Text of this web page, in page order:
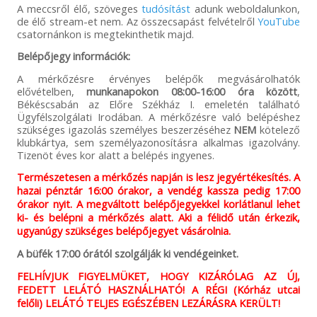
A meccsről élő, szövegestudósítást adunk weboldalunkon,
de élő stream-et nem. Az összecsapást felvételrőlYouTube
csatornánkon is megtekinthetik majd.
Belépőjegy információk:
A mérkőzésre érvényes belépők megvásárolhatók
elővételben,munkanapokon 08:00-16:00 óra között,
Békéscsabán az Előre Székház I. emeletén található
Ügyfélszolgálati Irodában. A mérkőzésre való belépéshez
szükséges igazolás személyes beszerzéséhez NEMkötelező
klubkártya, sem személyazonosításra alkalmas igazolvány.
Tizenöt éves kor alatt a belépés ingyenes.
Természetesen a mérkőzés napján is lesz jegyértékesítés. A
hazai pénztár 16:00 órakor, a vendég kassza pedig 17:00
órakor nyit. A megváltott belépőjegyekkel korlátlanul lehet
ki- és belépni a mérkőzés alatt. Aki a félidő után érkezik,
ugyanúgy szükséges belépőjegyet vásárolnia.
A büfék 17:00 órától szolgálják ki vendégeinket.
FELHÍVJUK FIGYELMÜKET, HOGY KIZÁRÓLAG AZ ÚJ,
FEDETT LELÁTÓ HASZNÁLHATÓ! A RÉGI (Kórház utcai
felőli) LELÁTÓ TELJES EGÉSZÉBEN LEZÁRÁSRA KERÜLT!